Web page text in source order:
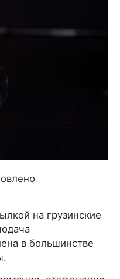
на грузинские
в большинстве